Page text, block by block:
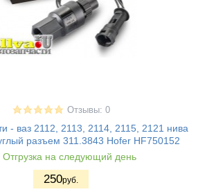
Отзывы: 0
- ваз 2112, 2113, 2114, 2115, 2121 нива
разъем 311.3843 Hofer HF750152
Отгрузка на следующий день
250руб.